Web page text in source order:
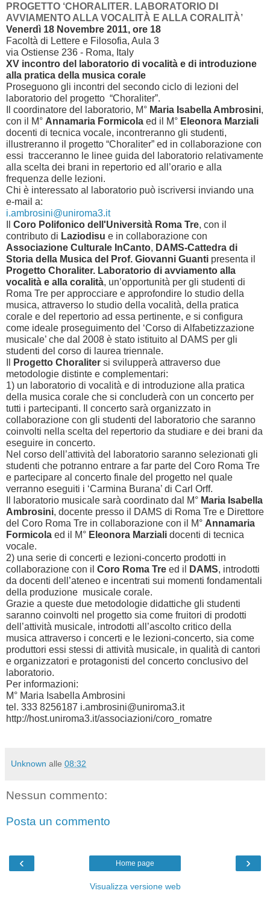
PROGETTO ‘CHORALITER. LABORATORIO DI
AVVIAMENTO ALLA VOCALITÀ E ALLA CORALITÀ’
Venerdì 18 Novembre 2011, ore 18
Facoltà di Lettere e Filosofia, Aula 3
via Ostiense 236 - Roma, Italy
XV incontro del laboratorio di vocalità e di introduzione
alla pratica della musica corale
Proseguono gli incontri del secondo ciclo di lezioni del
laboratorio del progetto “Choraliter”.
Il coordinatore del laboratorio, M° Maria Isabella Ambrosini,
con il M° Annamaria Formicola ed il M° Eleonora Marziali
docenti di tecnica vocale, incontreranno gli studenti,
illustreranno il progetto “Choraliter” ed in collaborazione con
essi tracceranno le linee guida del laboratorio relativamente
alla scelta dei brani in repertorio ed all’orario e alla
frequenza delle lezioni.
Chi è interessato al laboratorio può iscriversi inviando una
e-mail a:
i.ambrosini@uniroma3.it
Coro Polifonico dell'Università Roma Tre, con il
contributo di Laziodisu e in collaborazione con
Associazione Culturale InCanto, DAMS-Cattedra di
Storia della Musica del Prof. Giovanni Guanti presenta il
Progetto Choraliter. Laboratorio di avviamento alla
vocalità e alla coralità, un’opportunità per gli studenti di
Roma Tre per approcciare e approfondire lo studio della
musica, attraverso lo studio della vocalità, della pratica
corale e del repertorio ad essa pertinente, e si configura
come ideale proseguimento del ‘Corso di Alfabetizzazione
musicale’ che dal 2008 è stato istituito al DAMS per gli
studenti del corso di laurea triennale.
Progetto Choraliter si svilupperà attraverso due
metodologie distinte e complementari:
1) un laboratorio di vocalità e di introduzione alla pratica
della musica corale che si concluderà con un concerto per
tutti i partecipanti. Il concerto sarà organizzato in
collaborazione con gli studenti del laboratorio che saranno
coinvolti nella scelta del repertorio da studiare e dei brani da
eseguire in concerto.
Nel corso dell’attività del laboratorio saranno selezionati gli
studenti che potranno entrare a far parte del Coro Roma Tre
e partecipare al concerto finale del progetto nel quale
verranno eseguiti i ‘Carmina Burana’ di Carl Orff.
Il laboratorio musicale sarà coordinato dal M° Maria Isabella
Ambrosini, docente presso il DAMS di Roma Tre e Direttore
del Coro Roma Tre in collaborazione con il M° Annamaria
Formicola ed il M° Eleonora Marziali docenti di tecnica
vocale.
2) una serie di concerti e lezioni-concerto prodotti in
collaborazione con il Coro Roma Tre ed il DAMS, introdotti
da docenti dell’ateneo e incentrati sui momenti fondamentali
della produzione musicale corale.
Grazie a queste due metodologie didattiche gli studenti
saranno coinvolti nel progetto sia come fruitori di prodotti
dell’attività musicale, introdotti all’ascolto critico della
musica attraverso i concerti e le lezioni-concerto, sia come
produttori essi stessi di attività musicale, in qualità di cantori
e organizzatori e protagonisti del concerto conclusivo del
laboratorio.
Per informazioni:
M° Maria Isabella Ambrosini
tel. 333 8256187 i.ambrosini@uniroma3.it
http://host.uniroma3.it/associazioni/coro_romatre
Unknown alle 08:32
Nessun commento:
Posta un commento
‹ ›
Home page
Visualizza versione web